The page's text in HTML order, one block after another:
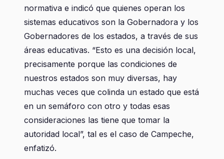
normativa e indicó que quienes operan los
sistemas educativos son la Gobernadora y los
Gobernadores de los estados, a través de sus
áreas educativas. “Esto es una decisión local,
precisamente porque las condiciones de
nuestros estados son muy diversas, hay
muchas veces que colinda un estado que está
en un semáforo con otro y todas esas
consideraciones las tiene que tomar la
autoridad local”, tal es el caso de Campeche,
enfatizó.